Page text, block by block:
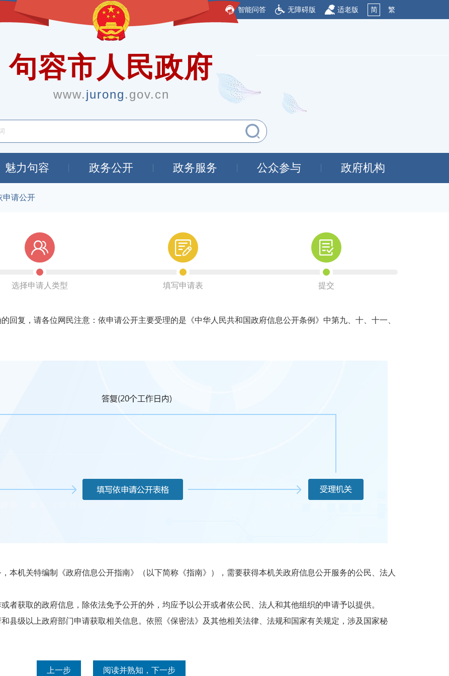
智能问答 无障碍版 适老版 简 繁
句容市人民政府
www.jurong.gov.cn
魅力句容 政务公开 政务服务 公众参与 政府机构
申请公开
选择申请人类型 填写申请表
提交
复，请各位网民注意：依申请公开主要受理的是《中华人民共和国政府信息公开条例》中第九、十、十一、
机关特编制《政府信息公开指南》（以下简称《指南》），需要获得本机关政府信息公开服务的公民、法人
获取的政府信息，除依法免予公开的外，均应予以公开或者依公民、法人和其他组织的申请予以提供。
级以上政府部门申请获取相关信息。依照《保密法》及其他相关法律、法规和国家有关规定，涉及国家秘
上一步 阅读并熟知，下一步